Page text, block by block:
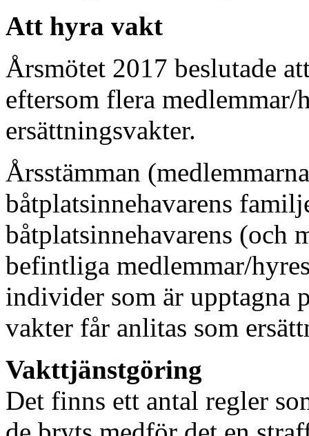
Att hyra vakt
Årsmötet 2017 beslutade
eftersom flera medlemmar/
ersättningsvakter.
Årsstämman
båtplatsinnehavarens
båtplatsinnehavarens (och
befintliga medlemmar/
individer som är upptagna
vakter får anlitas som
Vakttjänstgöring
Det finns ett antal regler